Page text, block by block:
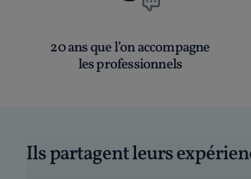
20 ans que l’on accompagne
les professionnels
Ils partagent leurs